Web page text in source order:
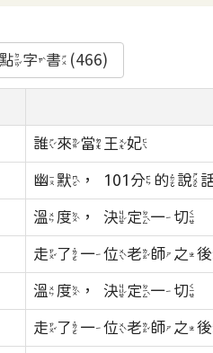
點字書(466)
誰來當王妃
幽默，101分的說
溫度，決定一切
走了一位老師之
溫度，決定一切
走了一位老師之